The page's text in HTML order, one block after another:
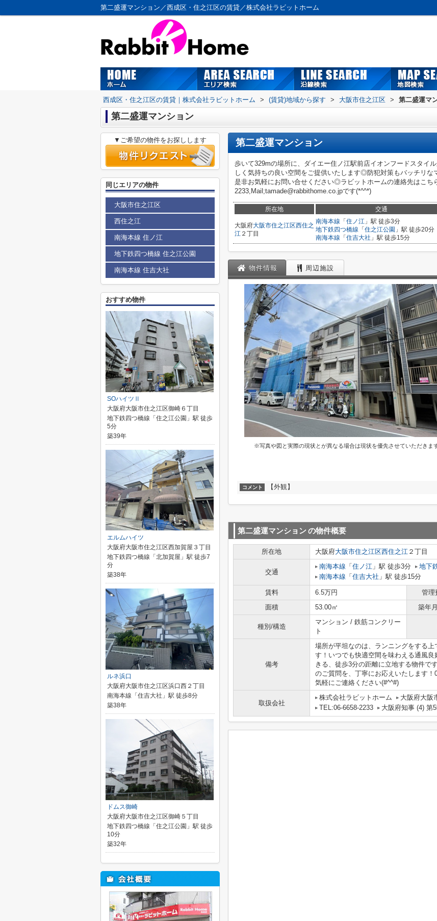
第二盛運マンション／西成区・住之江区の賃貸／株式会社ラビットホーム
西成区・住之江区の賃貸｜株式会社ラビットホーム > (賃貸)地域から探す > 大阪市住之江区 > 第二盛運マ
第二盛運マンション
第二盛運マンション
歩いて329mの場所に、ダイエー住ノ江駅前店イオンフードスタ
しく気持ちの良い空間をご提供いたします◎防犯対策もバッチリ
是非お気軽にお問い合せください◎ラビットホームの連絡先はこち
2233,Mail;tamade@rabbithome.co.jpです(*^^*)
所在地 交通
大阪府大阪市住之江区西住之
江 ２丁目
南海本線 「 住ノ江 」駅 徒歩3分
地下鉄四つ橋線 「 住之江公園 」駅 徒歩20分
南海本線 「 住吉大社 」駅 徒歩15分
物件情報 周辺施設
※写真や図と実際の現状とが異なる場合は現状を優先させていただきま
コメント 【外観】
第二盛運マンションの物件概要
所在地 大阪府大阪市住之江区西住之江 ２丁目
交通
南海本線 「 住ノ江 」駅 徒歩3分 地下
南海本線 「 住吉大社 」駅 徒歩15分
賃料 6.5万円 管理
面積
53.00㎡ 築年
種別/構造
マンション / 鉄筋コンクリー
ト
備考
場所が平坦なのは、ランニングをする
す！いつでも快適空間を味わえる通風
きる、徒歩3分の距離に立地する物件で
のご質問を、丁寧にお応えいたします
気軽にご連絡ください(#^^#)
取扱会社
株式会社ラビットホーム
大阪府大阪
TEL:06-6658-2233
大阪府知事 (4) 第
▼ご希望の物件をお探しします
同じエリアの物件
大阪市住之江区
西住之江
南海本線 住ノ江
地下鉄四つ橋線 住之江公園
南海本線 住吉大社
おすすめ物件
SOハイツⅡ
大阪府大阪市住之江区御崎６丁目
地下鉄四つ橋線「住之江公園」駅 徒歩
5分
築39年
エルムハイツ
大阪府大阪市住之江区西加賀屋３丁目
地下鉄四つ橋線「北加賀屋」駅 徒歩7
分
築38年
ルネ浜口
大阪府大阪市住之江区浜口西２丁目
南海本線「住吉大社」駅 徒歩8分
築38年
ドムス御崎
大阪府大阪市住之江区御崎５丁目
地下鉄四つ橋線「住之江公園」駅 徒歩
10分
築32年